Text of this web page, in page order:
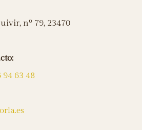
nº 79, 23470
94 63 48